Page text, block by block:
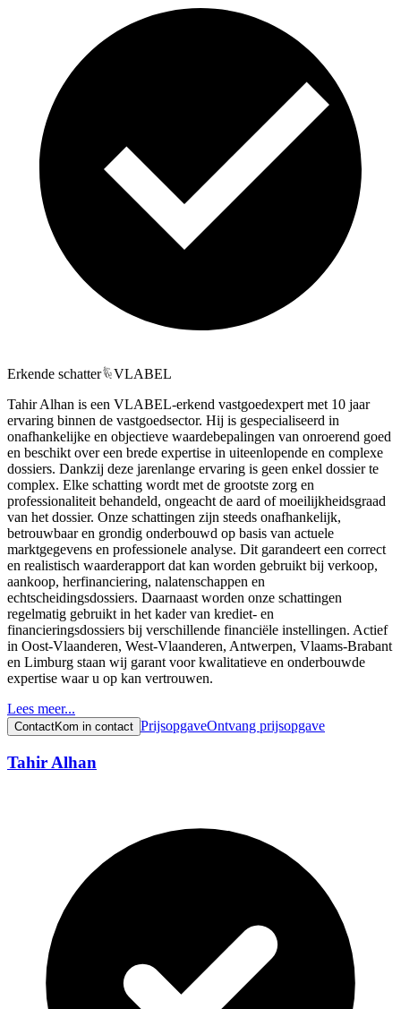
Erkende schatter
VLABEL
Tahir Alhan is een VLABEL-erkend vastgoedexpert met 10 jaar
ervaring binnen de vastgoedsector. Hij is gespecialiseerd in
onafhankelijke en objectieve waardebepalingen van onroerend goed
en beschikt over een brede expertise in uiteenlopende en complexe
dossiers. Dankzij deze jarenlange ervaring is geen enkel dossier te
complex. Elke schatting wordt met de grootste zorg en
professionaliteit behandeld, ongeacht de aard of moeilijkheidsgraad
van het dossier. Onze schattingen zijn steeds onafhankelijk,
betrouwbaar en grondig onderbouwd op basis van actuele
marktgegevens en professionele analyse. Dit garandeert een correct
en realistisch waarderapport dat kan worden gebruikt bij verkoop,
aankoop, herfinanciering, nalatenschappen en
echtscheidingsdossiers. Daarnaast worden onze schattingen
regelmatig gebruikt in het kader van krediet- en
financieringsdossiers bij verschillende financiële instellingen. Actief
in Oost-Vlaanderen, West-Vlaanderen, Antwerpen, Vlaams-Brabant
en Limburg staan wij garant voor kwalitatieve en onderbouwde
expertise waar u op kan vertrouwen.
Lees meer...
ContactKom in contact PrijsopgaveOntvang prijsopgave
Tahir Alhan